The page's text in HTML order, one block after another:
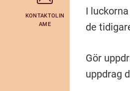
Lovari (Romska)
KONTAKTOLIN
AME
I
de
Gör
uppdrag